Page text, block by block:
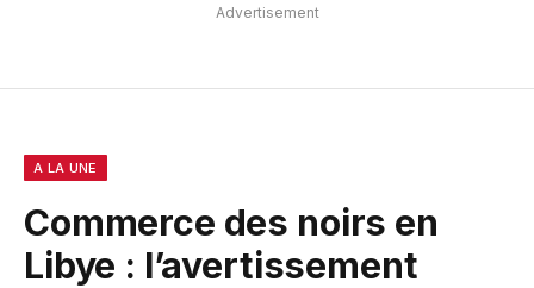
Advertisement
A LA UNE
Commerce des noirs en
Libye : l’avertissement